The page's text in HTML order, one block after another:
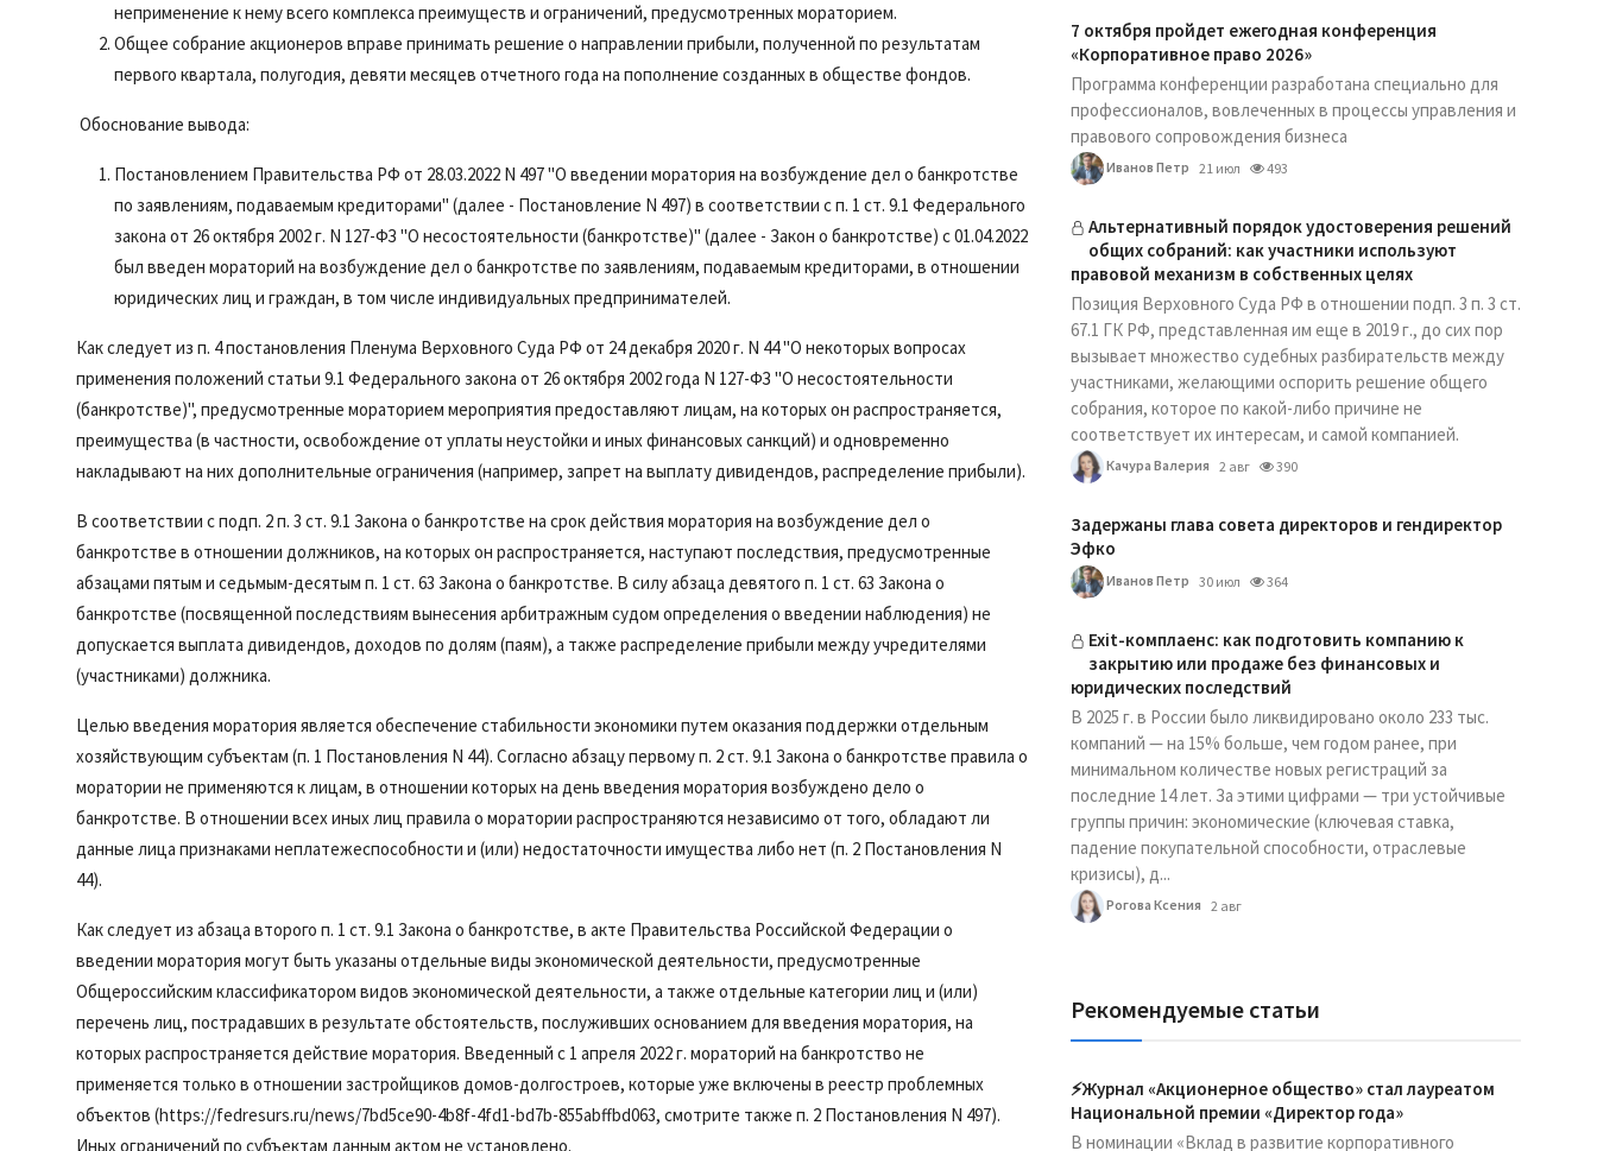
неприменение к нему всего комплекса преимуществ и ограничений, предусмотренных мораторием.
Общее собрание акционеров вправе принимать решение о направлении прибыли, полученной по результатам
первого квартала, полугодия, девяти месяцев отчетного года на пополнение созданных в обществе фондов.
Обоснование вывода:
Постановлением Правительства РФ от 28.03.2022 N 497 "О введении моратория на возбуждение дел о банкротстве
по заявлениям, подаваемым кредиторами" (далее - Постановление N 497) в соответствии сп. 1 ст. 9.1 Федерального
закона от 26 октября 2002 г. N 127-ФЗ "О несостоятельности (банкротстве)" (далее - Закон о банкротстве) с 01.04.2022
был введен мораторий на возбуждение дел о банкротстве по заявлениям, подаваемым кредиторами, в отношении
юридических лиц и граждан, в том числе индивидуальных предпринимателей.
Как следует из п. 4постановления Пленума Верховного Суда РФ от 24 декабря 2020 г. N 44 "О некоторых вопросах
применения положений статьи 9.1 Федерального закона от 26 октября 2002 года N 127-ФЗ "О несостоятельности
(банкротстве)", предусмотренные мораторием мероприятия предоставляют лицам, на которых он распространяется,
преимущества (в частности, освобождение от уплаты неустойки и иных финансовых санкций) и одновременно
накладывают на них дополнительные ограничения (например, запрет на выплату дивидендов, распределение прибыли).
В соответствии сподп. 2 п. 3 ст. 9.1 Закона о банкротстве на срок действия моратория на возбуждение дел о
банкротстве в отношении должников, на которых он распространяется, наступают последствия, предусмотренные
абзацами пятым и седьмым-десятым п. 1 ст. 63 Закона о банкротстве. В силуабзаца девятого п. 1 ст. 63 Закона о
банкротстве (посвященной последствиям вынесения арбитражным судом определения о введении наблюдения) не
допускается выплата дивидендов, доходов по долям (паям), а также распределение прибыли между учредителями
(участниками) должника.
Целью введения моратория является обеспечение стабильности экономики путем оказания поддержки отдельным
хозяйствующим субъектам (п. 1 Постановления N 44). Согласно абзацу первому п. 2 ст. 9.1 Закона о банкротстве правила о
моратории не применяются к лицам, в отношении которых на день введения моратория возбуждено дело о
банкротстве. В отношении всех иных лиц правила о моратории распространяются независимо от того, обладают ли
данные лица признаками неплатежеспособности и (или) недостаточности имущества либо нет (п. 2 Постановления N
44).
Как следует из абзаца второго п. 1 ст. 9.1 Закона о банкротстве, в акте Правительства Российской Федерации о
введении моратория могут быть указаны отдельные виды экономической деятельности, предусмотренные
Общероссийским классификатором видов экономической деятельности, а также отдельные категории лиц и (или)
перечень лиц, пострадавших в результате обстоятельств, послуживших основанием для введения моратория, на
которых распространяется действие моратория. Введенный с 1 апреля 2022 г. мораторий на банкротство не
применяется только в отношении застройщиков домов-долгостроев, которые уже включены в реестр проблемных
объектов (https://fedresurs.ru/news/7bd5ce90-4b8f-4fd1-bd7b-855abffbd063, смотрите также п. 2 Постановления N 497).
Иных ограничений по субъектам данным актом не установлено.
7 октября пройдет ежегодная конференция
«Корпоративное право 2026»
Программа конференции разработана специально для
профессионалов, вовлеченных в процессы управления и
правового сопровождения бизнеса
Иванов Петр 21 июл 493
Альтернативный порядок удостоверения решений
общих собраний: как участники используют
правовой механизм в собственных целях
Позиция Верховного Суда РФ в отношении подп. 3 п. 3 ст.
67.1 ГК РФ, представленная им еще в 2019 г., до сих пор
вызывает множество судебных разбирательств между
участниками, желающими оспорить решение общего
собрания, которое по какой-либо причине не
соответствует их интересам, и самой компанией.
Качура Валерия 2 авг 390
Задержаны глава совета директоров и гендиректор
Эфко
Иванов Петр 30 июл 364
Exit-комплаенс: как подготовить компанию к
закрытию или продаже без финансовых и
юридических последствий
В 2025 г. в России было ликвидировано около 233 тыс.
компаний — на 15% больше, чем годом ранее, при
минимальном количестве новых регистраций за
последние 14 лет. За этими цифрами — три устойчивые
группы причин: экономические (ключевая ставка,
падение покупательной способности, отраслевые
кризисы), д...
Рогова Ксения 2 авг
Рекомендуемые статьи
⚡️Журнал «Акционерное общество» стал лауреатом
Национальной премии «Директор года»
В номинации «Вклад в развитие корпоративного